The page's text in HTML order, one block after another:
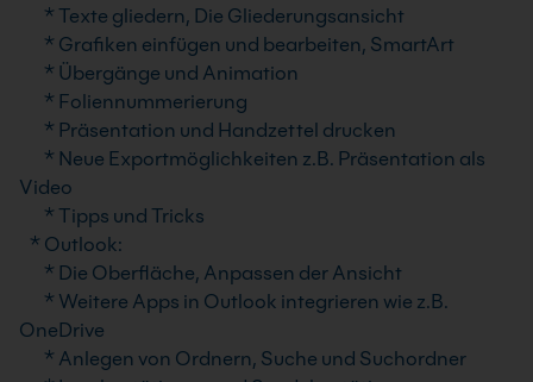
* Texte gliedern, Die Gliederungsansicht
* Grafiken einfügen und bearbeiten, SmartArt
* Übergänge und Animation
* Foliennummerierung
* Präsentation und Handzettel drucken
* Neue Exportmöglichkeiten z.B. Präsentation als
Video
* Tipps und Tricks
* Outlook:
* Die Oberfläche, Anpassen der Ansicht
* Weitere Apps in Outlook integrieren wie z.B.
OneDrive
* Anlegen von Ordnern, Suche und Suchordner